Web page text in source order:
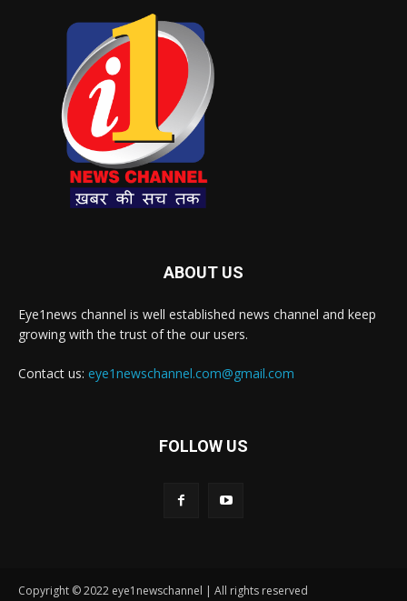
ABOUT US
Eye1news channel is well established news channel and keep
growing with the trust of the our users.
Contact us: eye1newschannel.com@gmail.com
FOLLOW US
Copyright © 2022 eye1newschannel | All rights reserved